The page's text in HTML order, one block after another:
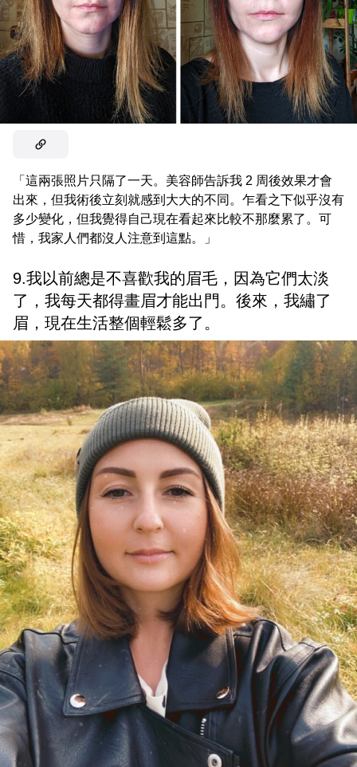
「這兩張照片只隔了一天。美容師告訴我 2 周後效果才會
出來，但我術後立刻就感到大大的不同。乍看之下似乎沒有
多少變化，但我覺得自己現在看起來比較不那麼累了。可
惜，我家人們都沒人注意到這點。」
9.我以前總是不喜歡我的眉毛，因為它們太淡
了，我每天都得畫眉才能出門。後來，我繡了
眉，現在生活整個輕鬆多了。